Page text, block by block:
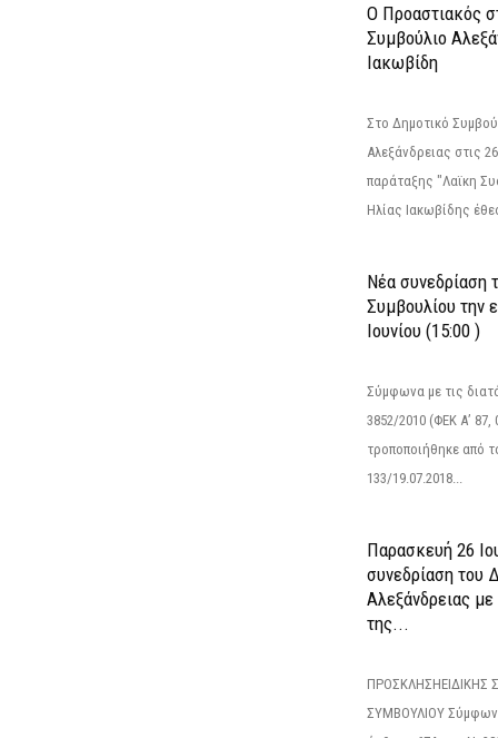
Ο Προαστιακός
Συμβούλιο
Ιακωβίδη
Στο Δημοτικό
Αλεξάνδρειας στις
παράταξης "Λαϊκη
Ηλίας Ιακωβίδης
Νέα συνεδρίαση
Συμβουλίου την
Ιουνίου (15:00 )
Σύμφωνα με τις
3852/2010 (ΦΕΚ Α’ 87,
τροποποιήθηκε από
133/19.07.2018...
Παρασκευή 26
συνεδρίαση του
Αλεξάνδρειας
της...
ΠΡΟΣΚΛΗΣΗΕΙΔΙΚΗΣ
ΣΥΜΒΟΥΛΙΟΥ